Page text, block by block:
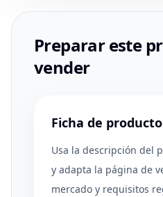
Preparar este
vender
Ficha de producto
Usa la descripción del
y adapta la página de
mercado y requisitos